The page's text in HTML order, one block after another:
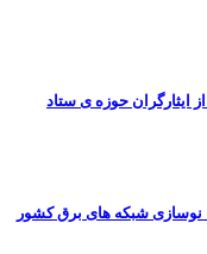
ایثارگران حوزه ی ستاد
نوسازی شبكه های برق كشور